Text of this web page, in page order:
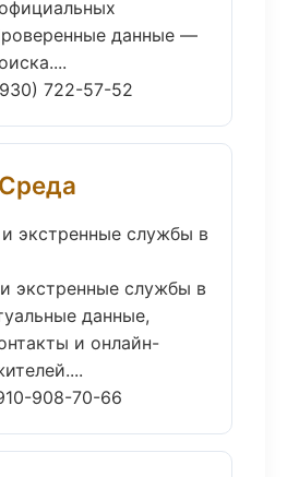
данные —
722-57-52
экстренные службы в
экстренные службы в
данные,
и онлайн-
908-70-66